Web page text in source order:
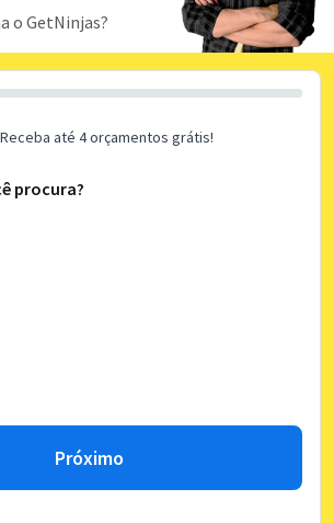
o GetNinjas?
Receba até 4 orçamentos grátis!
procura?
Próximo